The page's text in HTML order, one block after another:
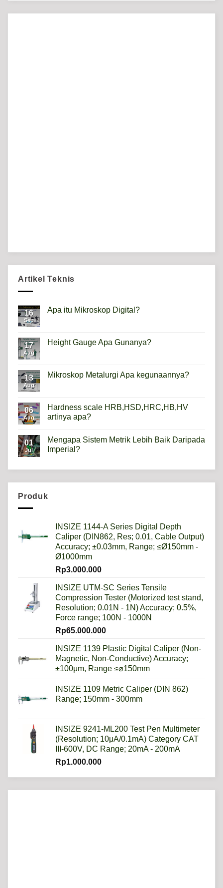
Artikel Teknis
16
Sep
Apa itu Mikroskop Digital?
Apa
itu
17
Aug
Height Gauge Apa Gunanya?
Height
Gauge
13
Aug
Mikroskop Metalurgi Apa kegunaannya?
Mikroskop
Metalurgi
Apa
06
Aug
Hardness scale HRB,HSD,HRC,HB,HV
artinya apa?
on
Hardness
scale
01
Jul
Mengapa Sistem Metrik Lebih Baik Daripada
Imperial?
Lebih
Produk
INSIZE 1144-A Series Digital Depth
Caliper (DIN862, Res; 0.01, Cable Output)
Accuracy; ±0.03mm, Range; ≤Ø150mm -
Ø1000mm
Rp3.000.000
INSIZE UTM-SC Series Tensile
Compression Tester (Motorized test stand,
Resolution; 0.01N - 1N) Accuracy; 0.5%,
Force range; 100N - 1000N
Rp65.000.000
INSIZE 1139 Plastic Digital Caliper (Non-
Magnetic, Non-Conductive) Accuracy;
±100μm, Range ≤⌀150mm
INSIZE 1109 Metric Caliper (DIN 862)
Range; 150mm - 300mm
INSIZE 9241-ML200 Test Pen Multimeter
(Resolution; 10μA/0.1mA) Category CAT
III-600V, DC Range; 20mA - 200mA
Rp1.000.000